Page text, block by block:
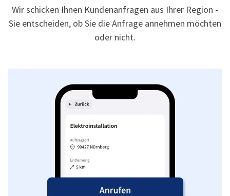
Wir schicken Ihnen Kundenanfragen aus Ihrer Region -
Sie entscheiden, ob Sie die Anfrage annehmen möchten
oder nicht.